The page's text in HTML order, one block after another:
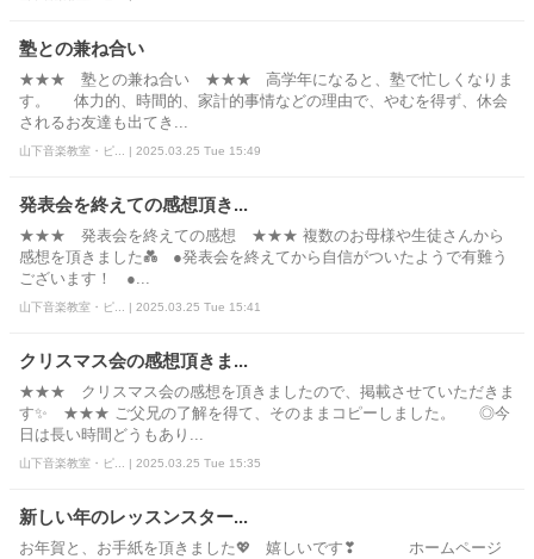
塾との兼ね合い
★★★ 塾との兼ね合い ★★★ 高学年になると、塾で忙しくなりま
す。 体力的、時間的、家計的事情などの理由で、やむを得ず、休会
されるお友達も出てき...
山下音楽教室・ピ... | 2025.03.25 Tue 15:49
発表会を終えての感想頂き...
★★★ 発表会を終えての感想 ★★★ 複数のお母様や生徒さんから
感想を頂きました💑 ●発表会を終えてから自信がついたようで有難う
ございます！ ●...
山下音楽教室・ピ... | 2025.03.25 Tue 15:41
クリスマス会の感想頂きま...
★★★ クリスマス会の感想を頂きましたので、掲載させていただきま
す✨ ★★★ ご父兄の了解を得て、そのままコピーしました。 ◎今
日は長い時間どうもあり...
山下音楽教室・ピ... | 2025.03.25 Tue 15:35
新しい年のレッスンスター...
お年賀と、お手紙を頂きました💖 嬉しいです❣ ホームページ